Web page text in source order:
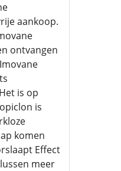
aankoop.
ontvangen
is op
is
komen
Effect
meer